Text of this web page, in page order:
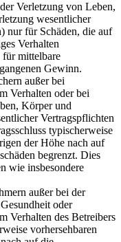
Verletzung von Leben,
wesentlicher
nur für Schäden, die auf
Verhalten
mittelbare
Gewinn.
außer bei
Verhalten oder bei
Körper und
Vertragspflichten
typischerweise
der Höhe nach auf
begrenzt. Dies
wie insbesondere
außer bei der
oder
Verhalten des Betreibers
vorhersehbaren